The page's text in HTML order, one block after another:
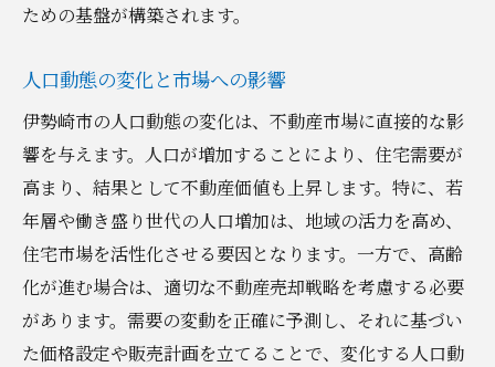
ための基盤が構築されます。
人口動態の変化と市場への影響
伊勢崎市の人口動態の変化は、不動産市場に直接的な影
響を与えます。人口が増加することにより、住宅需要が
高まり、結果として不動産価値も上昇します。特に、若
年層や働き盛り世代の人口増加は、地域の活力を高め、
住宅市場を活性化させる要因となります。一方で、高齢
化が進む場合は、適切な不動産売却戦略を考慮する必要
があります。需要の変動を正確に予測し、それに基づい
た価格設定や販売計画を立てることで、変化する人口動